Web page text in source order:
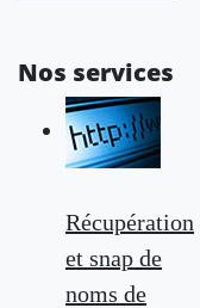
Nos services
Récupération
et snap de
noms de